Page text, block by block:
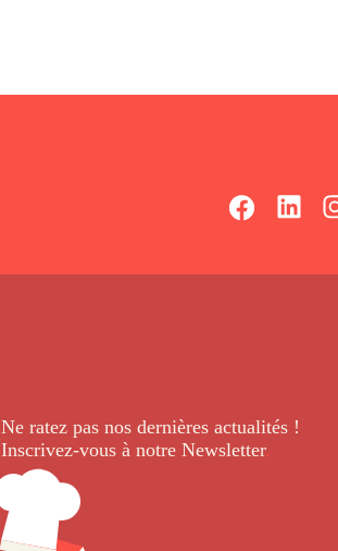
Ne ratez pas nos dernièresactualités !
Inscrivez-vous à notre Newsletter.